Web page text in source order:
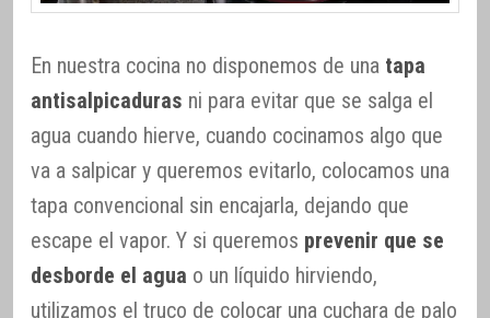
En nuestra cocina no disponemos de una tapa
antisalpicaduras ni para evitar que se salga el
agua cuando hierve, cuando cocinamos algo que
va a salpicar y queremos evitarlo, colocamos una
tapa convencional sin encajarla, dejando que
escape el vapor. Y si queremos prevenir que se
desborde el agua o un líquido hirviendo,
utilizamos el truco de colocar una cuchara de palo